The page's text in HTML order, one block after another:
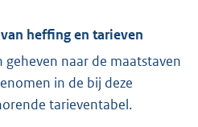
heffing en tarieven
geheven naar de maatstaven
in de bij deze
tarieventabel.